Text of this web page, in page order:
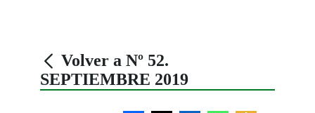
Volver a Nº 52.
SEPTIEMBRE 2019